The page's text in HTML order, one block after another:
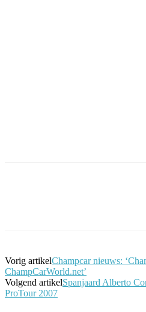
Vorig artikelChampcar nieuws:
ChampCarWorld.net’
Volgend artikelSpanjaard Alberto
ProTour 2007